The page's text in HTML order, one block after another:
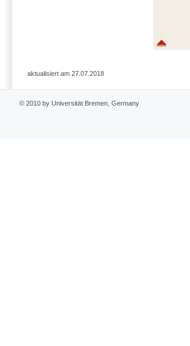
aktualisiert am 27.07.2018
© 2010 by Universität Bremen, Germany